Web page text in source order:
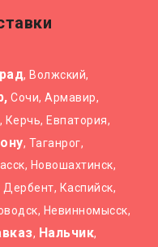
, Волжский,
Сочи, Армавир,
, Керчь, Евпатория,
, Таганрог,
Новошахтинск,
Дербент, Каспийск,
Невинномысск,
, Нальчик,